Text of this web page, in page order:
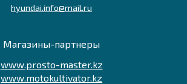
hyundai.info@mail.ru
Магазины-партнеры
www.prosto-master.kz
www.motokultivator.kz